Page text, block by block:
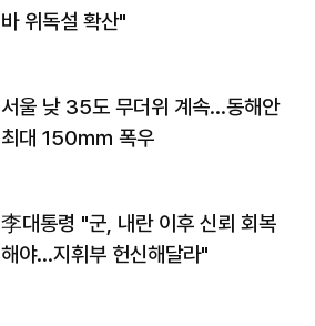
바 위독설 확산"
서울 낮 35도 무더위 계속…동해안
최대 150㎜ 폭우
李대통령 "군, 내란 이후 신뢰 회복
해야…지휘부 헌신해달라"